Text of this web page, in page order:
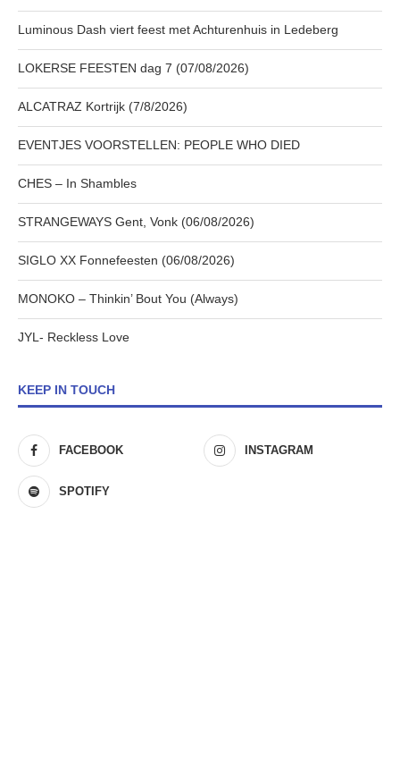
Luminous Dash viert feest met Achturenhuis in Ledeberg
LOKERSE FEESTEN dag 7 (07/08/2026)
ALCATRAZ Kortrijk (7/8/2026)
EVENTJES VOORSTELLEN: PEOPLE WHO DIED
CHES – In Shambles
STRANGEWAYS Gent, Vonk (06/08/2026)
SIGLO XX Fonnefeesten (06/08/2026)
MONOKO – Thinkin’ Bout You (Always)
JYL- Reckless Love
KEEP IN TOUCH
FACEBOOK INSTAGRAM
SPOTIFY